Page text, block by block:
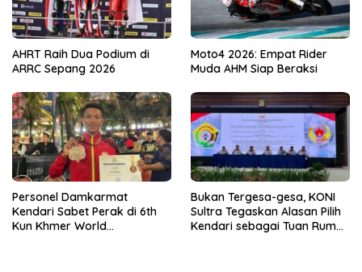
AHRT Raih Dua Podium di
ARRC Sepang 2026
Moto4 2026: Empat Rider
Muda AHM Siap Beraksi
Personel Damkarmat
Kendari Sabet Perak di 6th
Kun Khmer World
Bukan Tergesa-gesa, KONI
Sultra Tegaskan Alasan Pilih
Kendari sebagai Tuan Rumah